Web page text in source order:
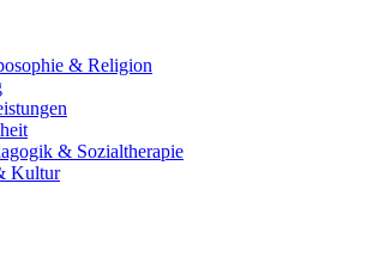
& Religion
& Sozialtherapie
Kultur